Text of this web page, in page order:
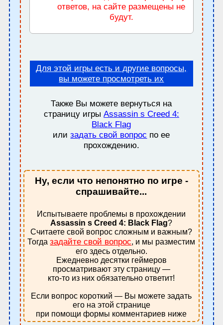
ответов, на сайте размещены не
будут.
Для этой игры есть и другие вопросы,
вы можете просмотреть их
Также Вы можете вернуться на
страницу игры Assassin s Creed 4:
Black Flag
илизадать свой вопрос по ее
прохождению.
Ну, если что непонятно по игре -
спрашивайте...
Испытываете проблемы в прохождении
Assassin s Creed 4: Black Flag?
Считаете свой вопрос сложным и важным?
Тогдазадайте свой вопрос, и мы разместим
его здесь отдельно.
Ежедневно десятки геймеров
просматривают эту страницу —
кто-то из них обязательно ответит!
Если вопрос короткий — Вы можете задать
его на этой странице
при помощи формы комментариев ниже